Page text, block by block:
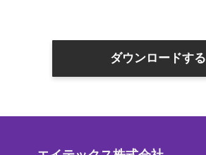
ダウンロードする